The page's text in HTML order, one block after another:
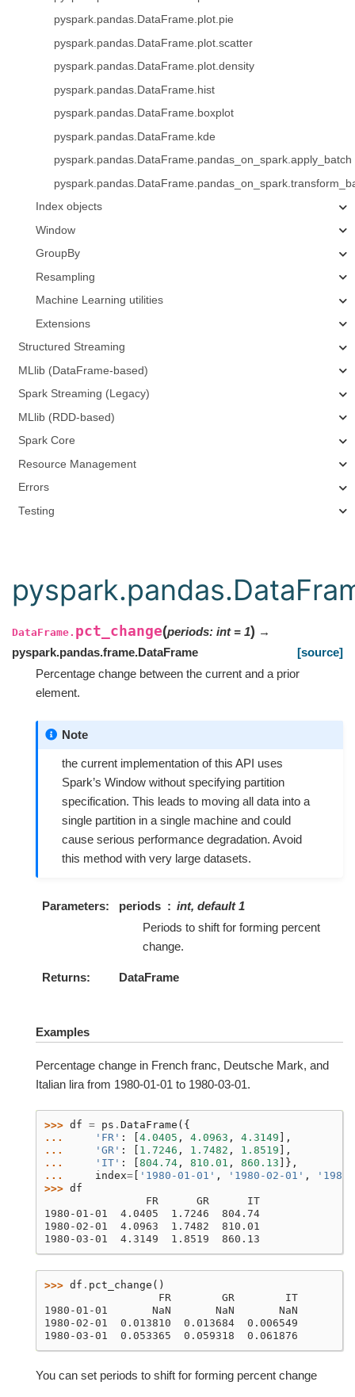
pyspark.pandas.DataFrame.plot.pie
pyspark.pandas.DataFrame.plot.scatter
pyspark.pandas.DataFrame.plot.density
pyspark.pandas.DataFrame.hist
pyspark.pandas.DataFrame.boxplot
pyspark.pandas.DataFrame.kde
pyspark.pandas.DataFrame.pandas_on_spark.apply_batch
Index objects
Window
GroupBy
Resampling
Machine Learning utilities
Extensions
Structured Streaming
MLlib (DataFrame-based)
Spark Streaming (Legacy)
MLlib (RDD-based)
Spark Core
Resource Management
Errors
Testing
DataFrame. pct_change(periods: int = 1) →
pyspark.pandas.frame.DataFrame
[source]
Percentage change between the current and a prior
element.
Note
the current implementation of this API uses
Spark’s Window without specifying partition
specification. This leads to moving all data into a
single partition in a single machine and could
cause serious performance degradation. Avoid
this method with very large datasets.
Parameters periods
int, default 1
Periods to shift for forming percent
change.
Returns DataFrame
Examples
Percentage change in French franc, Deutsche Mark, and
Italian lira from 1980-01-01 to 1980-03-01.
>>> df = ps . DataFrame ({
...
'FR' : 4.0405 , 4.0963 , 4.3149 ],
...
'GR' : 1.7246 , 1.7482 , 1.8519 ],
...
'IT' : 804.74 , 810.01 , 860.13 ]},
...
index= '1980-01-01' , '1980-02-01' ,
>>> df
                FR      GR      IT
1980-01-01  4.0405  1.7246  804.74
1980-02-01  4.0963  1.7482  810.01
1980-03-01  4.3149  1.8519  860.13
>>> df . pct_change ()
                  FR        GR        IT
1980-01-01       NaN       NaN       NaN
1980-02-01  0.013810  0.013684  0.006549
1980-03-01  0.053365  0.059318  0.061876
You can set periods to shift for forming percent change